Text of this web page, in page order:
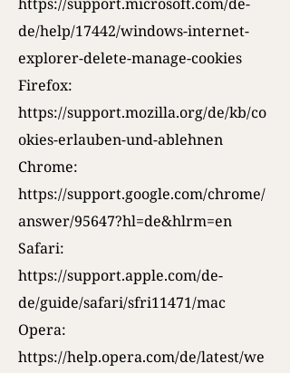
de/help/17442/windows-internet-
explorer-delete-manage-cookies
Firefox:
https://support.mozilla.org/de/kb/co
okies-erlauben-und-ablehnen
Chrome:
https://support.google.com/chrome/
answer/95647?hl=de&hlrm=en
Safari:
https://support.apple.com/de-
de/guide/safari/sfri11471/mac
Opera:
https://help.opera.com/de/latest/we